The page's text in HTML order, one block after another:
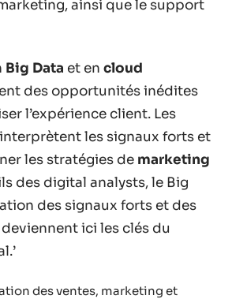
ainsi que le support
Big Data et en cloud
des opportunités inédites
l’expérience client. Les
les signaux forts et
les stratégies de marketing
des digital analysts, le Big
des signaux forts et des
ici les clés du
des ventes, marketing et